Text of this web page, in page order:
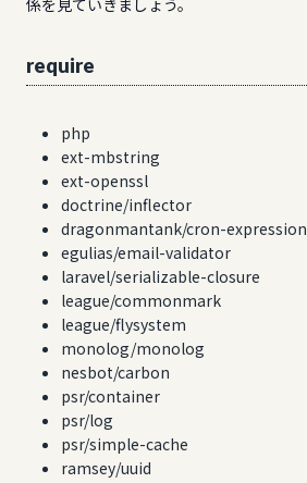
係を見ていきましょう。
require
php
ext-mbstring
ext-openssl
doctrine/inflector
dragonmantank/cron-expression
egulias/email-validator
laravel/serializable-closure
league/commonmark
league/flysystem
monolog/monolog
nesbot/carbon
psr/container
psr/log
psr/simple-cache
ramsey/uuid